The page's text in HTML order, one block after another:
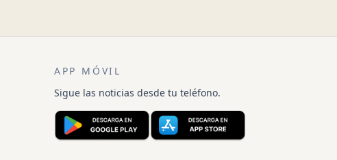
APP MÓVIL
Sigue las noticias desde tu teléfono.